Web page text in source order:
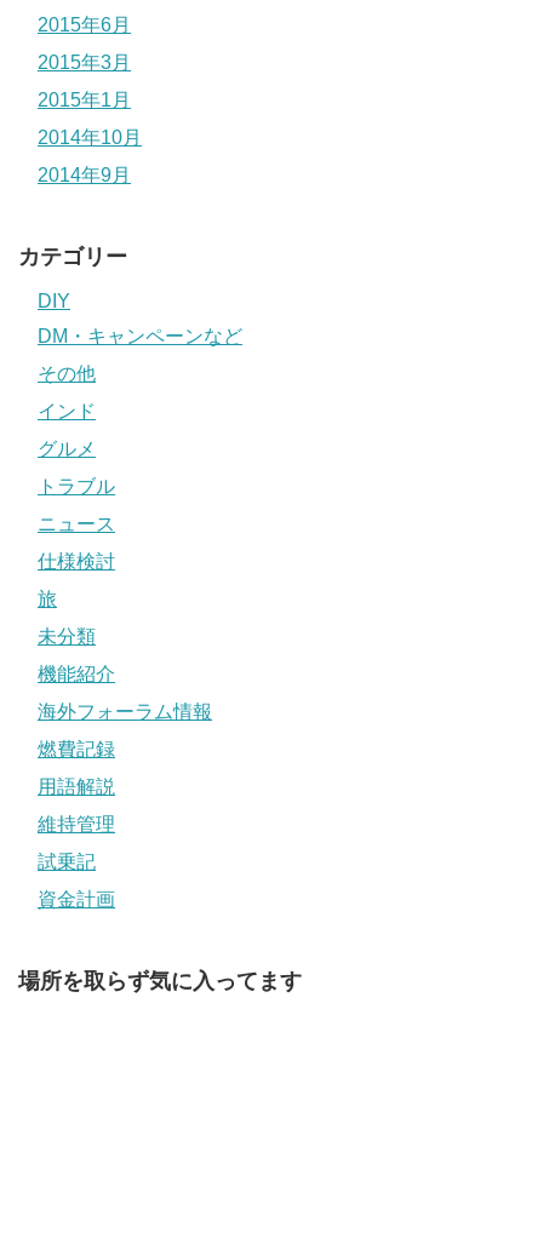
2015年6月
2015年3月
2015年1月
2014年10月
2014年9月
カテゴリー
DIY
DM・キャンペーンなど
その他
インド
グルメ
トラブル
ニュース
仕様検討
旅
未分類
機能紹介
海外フォーラム情報
燃費記録
用語解説
維持管理
試乗記
資金計画
場所を取らず気に入ってます